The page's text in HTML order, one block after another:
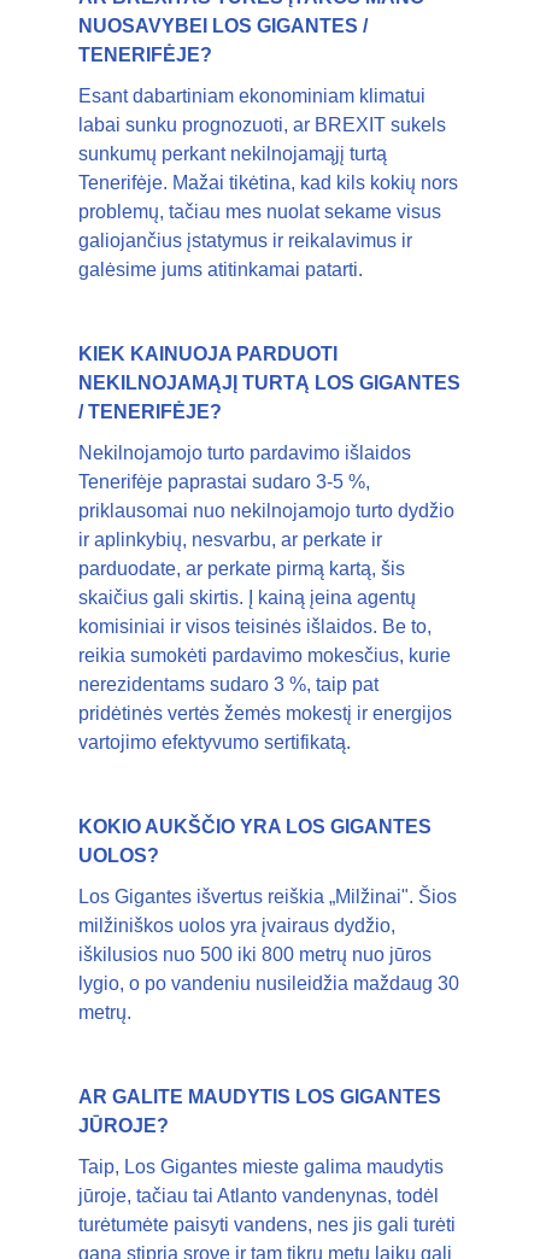
NUOSAVYBEI LOS GIGANTES /
TENERIFĖJE?
Esant dabartiniam ekonominiam klimatui
labai sunku prognozuoti, ar BREXIT sukels
sunkumų perkant nekilnojamąjį turtą
Tenerifėje. Mažai tikėtina, kad kils kokių nors
problemų, tačiau mes nuolat sekame visus
galiojančius įstatymus ir reikalavimus ir
galėsime jums atitinkamai patarti.
KIEK KAINUOJA PARDUOTI
NEKILNOJAMĄJĮ TURTĄ LOS GIGANTES
/ TENERIFĖJE?
Nekilnojamojo turto pardavimo išlaidos
Tenerifėje paprastai sudaro 3-5 %,
priklausomai nuo nekilnojamojo turto dydžio
ir aplinkybių, nesvarbu, ar perkate ir
parduodate, ar perkate pirmą kartą, šis
skaičius gali skirtis. Į kainą įeina agentų
komisiniai ir visos teisinės išlaidos. Be to,
reikia sumokėti pardavimo mokesčius, kurie
nerezidentams sudaro 3 %, taip pat
pridėtinės vertės žemės mokestį ir energijos
vartojimo efektyvumo sertifikatą.
KOKIO AUKŠČIO YRA LOS GIGANTES
UOLOS?
Los Gigantes išvertus reiškia „Milžinai". Šios
milžiniškos uolos yra įvairaus dydžio,
iškilusios nuo 500 iki 800 metrų nuo jūros
lygio, o po vandeniu nusileidžia maždaug 30
metrų.
AR GALITE MAUDYTIS LOS GIGANTES
JŪROJE?
Taip, Los Gigantes mieste galima maudytis
jūroje, tačiau tai Atlanto vandenynas, todėl
turėtumėte paisyti vandens, nes jis gali turėti
gana stiprią srovę ir tam tikru metų laiku gali